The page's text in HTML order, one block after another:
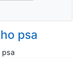
psa
psa